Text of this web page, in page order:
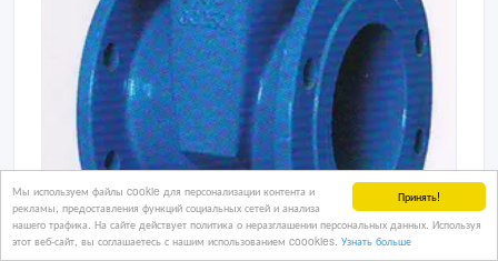
Принять!
Мы используем файлы cookie для персонализации контента и
рекламы, предоставления функций социальных сетей и анализа
нашего трафика. На сайте действует политика о неразглашении персональных данных. Используя
этот веб-сайт, вы соглашаетесь с нашим использованием coookies. Узнать больше